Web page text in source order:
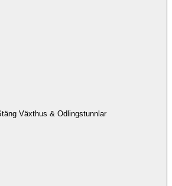
Stäng Växthus & Odlingstunnlar